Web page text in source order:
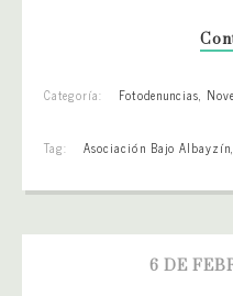
Categoría: Fotodenuncias,
Tag: Asociación Bajo Albayzín,
6 DE